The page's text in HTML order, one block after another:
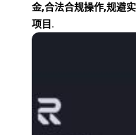
金,合法合规操作,规避
项目.